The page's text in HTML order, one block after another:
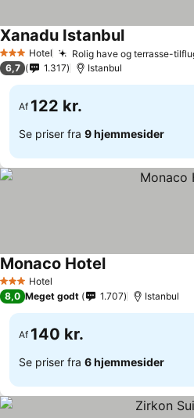
3 StjernerHotel Rolig have og terrasse-
Xanadu IstanbulSe priser
6,7 1.317 Istanbul
Af 122 kr.
Se priser fra 9 hjemmesider
3 StjernerHotel
Monaco HotelSe priser
8,0 Meget godt 1.707 Istanbul
Af 140 kr.
Se priser fra 6 hjemmesider